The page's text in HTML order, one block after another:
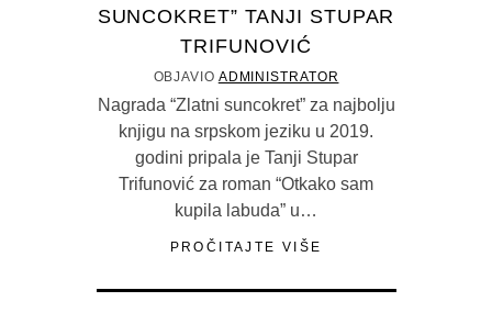
SUNCOKRET” TANJI STUPAR
TRIFUNOVIĆ
OBJAVIO ADMINISTRATOR
Nagrada “Zlatni suncokret” za najbolju
knjigu na srpskom jeziku u 2019.
godini pripala je Tanji Stupar
Trifunović za roman “Otkako sam
kupila labuda” u…
PROČITAJTE VIŠE